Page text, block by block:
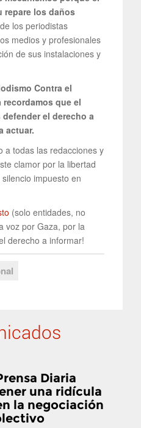
repare los daños
los periodistas
medios y profesionales
de sus instalaciones y
Contra el
que el
el derecho a
actuar.
a todas las redacciones y
clamor por la libertad
impuesto en
(solo entidades, no
voz por Gaza, por la
derecho a informar!
Diaria
una ridícula
la negociación